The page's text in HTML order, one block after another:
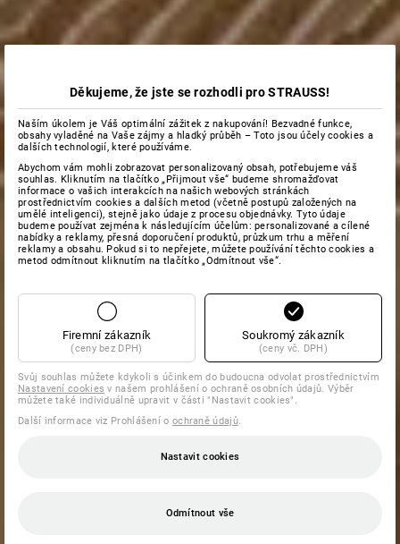
Děkujeme, že jste se rozhodli pro STRAUSS!
Naším úkolem je Váš optimální zážitek z nakupování! Bezvadné funkce,
obsahy vyladěné na Vaše zájmy a hladký průběh – Toto jsou účely cookies a
dalších technologií, které používáme.
Abychom vám mohli zobrazovat personalizovaný obsah, potřebujeme váš
souhlas. Kliknutím na tlačítko „Přijmout vše“ budeme shromažďovat
informace o vašich interakcích na našich webových stránkách
prostřednictvím cookies a dalších metod (včetně postupů založených na
umělé inteligenci), stejně jako údaje z procesu objednávky. Tyto údaje
budeme používat zejména k následujícím účelům: personalizované a cílené
nabídky a reklamy, přesná doporučení produktů, průzkum trhu a měření
reklamy a obsahu. Pokud si to nepřejete, můžete používání těchto cookies a
metod odmítnout kliknutím na tlačítko „Odmítnout vše“.
Firemní zákazník
(ceny bez DPH)
Soukromý zákazník
(ceny vč. DPH)
Svůj souhlas můžete kdykoli s účinkem do budoucna odvolat prostřednictvím
Nastavení cookies v našem prohlášení o ochraně osobních údajů. Výběr
můžete také individuálně upravit v části "Nastavit cookies".
Další informace viz Prohlášení o ochraně údajů.
Nastavit cookies
Odmítnout vše